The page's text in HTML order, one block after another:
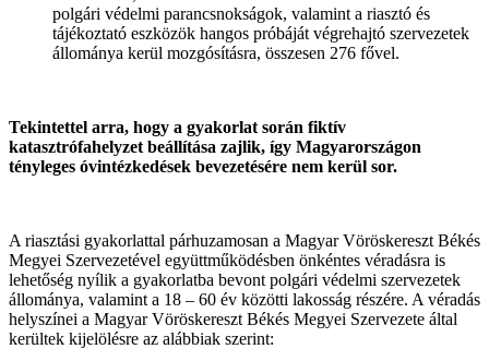
polgári védelmi parancsnokságok, valamint a riasztó és
tájékoztató eszközök hangos próbáját végrehajtó szervezetek
állománya kerül mozgósításra, összesen 276 fővel.
Tekintettel arra, hogy a gyakorlat során fiktív
katasztrófahelyzet beállítása zajlik, így Magyarországon
tényleges óvintézkedések bevezetésére nem kerül sor.
A riasztási gyakorlattal párhuzamosan a Magyar Vöröskereszt Békés
Megyei Szervezetével együttműködésben önkéntes véradásra is
lehetőség nyílik a gyakorlatba bevont polgári védelmi szervezetek
állománya, valamint a 18 – 60 év közötti lakosság részére. A véradás
helyszínei a Magyar Vöröskereszt Békés Megyei Szervezete által
kerültek kijelölésre az alábbiak szerint: